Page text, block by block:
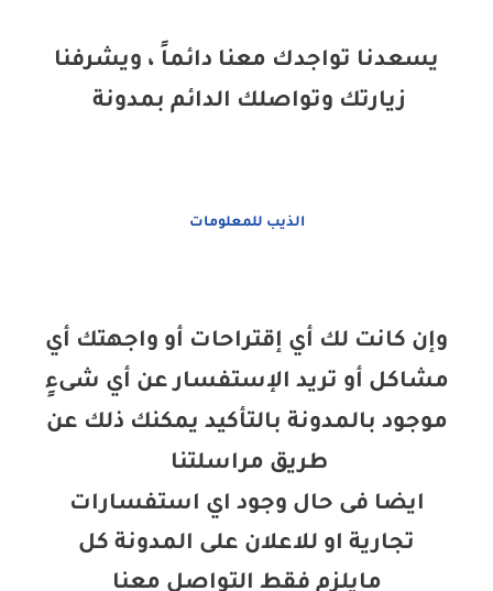
يسعدنا تواجدك معنا دائماً ، ويشرفنا
زيارتك وتواصلك الدائم بمدونة
الذيب للمعلومات
وإن كانت لك أي إقتراحات أو واجهتك أي
مشاكل أو تريد الإستفسار عن أي شىءٍ
موجود بالمدونة بالتأكيد يمكنك ذلك عن
طريق مراسلتنا
ايضا فى حال وجود اي استفسارات
تجارية او للاعلان على المدونة كل
مايلزم فقط التواصل معنا